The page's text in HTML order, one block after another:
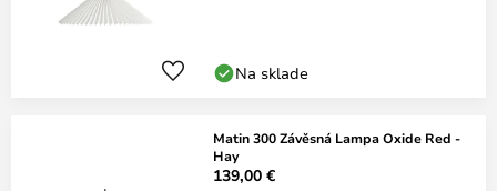
Na sklade
Matin 300 Závěsná Lampa Oxide Red -
Hay
139,00 €